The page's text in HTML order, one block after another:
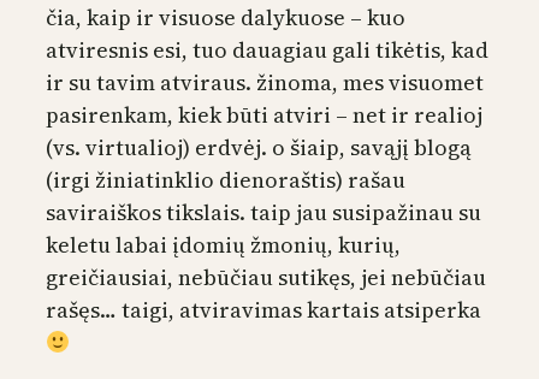
čia, kaip ir visuose dalykuose – kuo
atviresnis esi, tuo dauagiau gali tikėtis, kad
ir su tavim atviraus. žinoma, mes visuomet
pasirenkam, kiek būti atviri – net ir realioj
(vs. virtualioj) erdvėj. o šiaip, savąjį blogą
(irgi žiniatinklio dienoraštis) rašau
saviraiškos tikslais. taip jau susipažinau su
keletu labai įdomių žmonių, kurių,
greičiausiai, nebūčiau sutikęs, jei nebūčiau
rašęs… taigi, atviravimas kartais atsiperka